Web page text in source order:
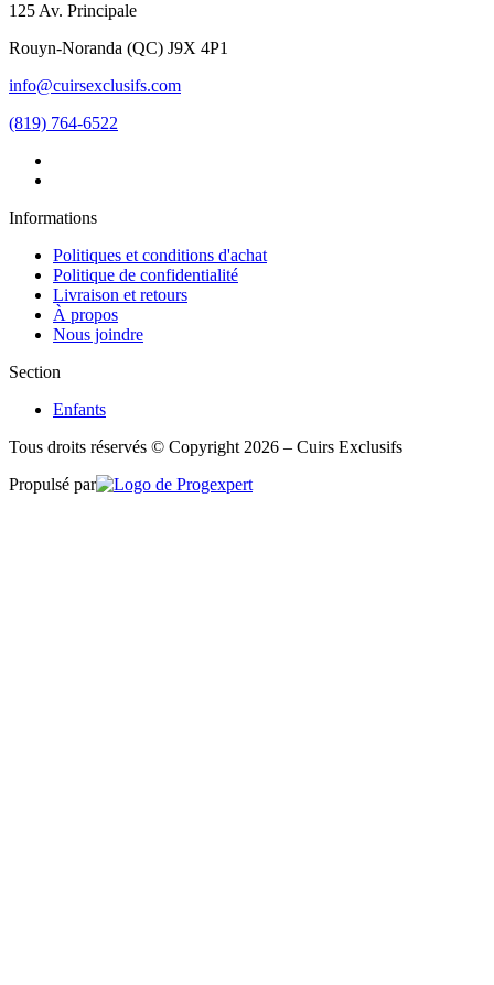
125 Av. Principale
Rouyn-Noranda (QC) J9X 4P1
info@cuirsexclusifs.com
(819) 764-6522
Informations
Politiques et conditions d'achat
Politique de confidentialité
Livraison et retours
À propos
Nous joindre
Section
Enfants
Tous droits réservés © Copyright 2026 – Cuirs Exclusifs
Propulsé par